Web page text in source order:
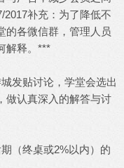
2017补充：为了降低不
的各微信群，管理人员
解释。***
发贴讨论，学堂会选出
做认真深入的解答与讨
（终桌或2%以内）的